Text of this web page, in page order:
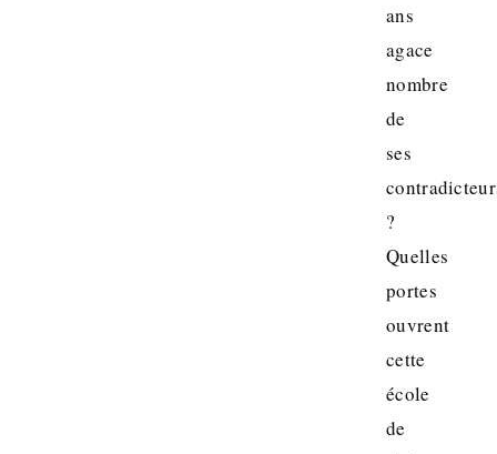
ans
agace
nombre
de
ses
?
Quelles
portes
ouvrent
cette
école
de